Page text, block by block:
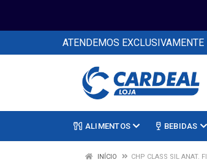
ATENDEMOS
ALIMENTOS BEBIDAS
INÍCIO CHP CLASS SIL ANAT.